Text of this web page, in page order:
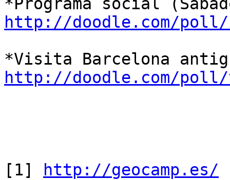
http://doodle.com/poll/
http://doodle.com/poll/
[1]
http://geocamp.es/